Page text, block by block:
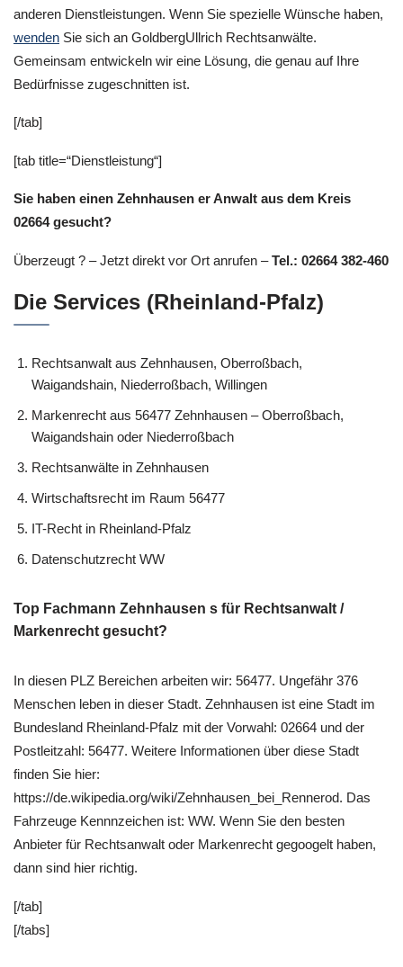
anderen Dienstleistungen. Wenn Sie spezielle Wünsche haben,
wenden Sie sich an GoldbergUllrich Rechtsanwälte.
Gemeinsam entwickeln wir eine Lösung, die genau auf Ihre
Bedürfnisse zugeschnitten ist.
[/tab]
[tab title=“Dienstleistung“]
Sie haben einen Zehnhausen er Anwalt aus dem Kreis
02664 gesucht?
Überzeugt ? – Jetzt direkt vor Ort anrufen –Tel.: 02664 382-460
Die Services (Rheinland-Pfalz)
Rechtsanwalt aus Zehnhausen, Oberroßbach,
Waigandshain, Niederroßbach, Willingen
Markenrecht aus 56477 Zehnhausen – Oberroßbach,
Waigandshain oder Niederroßbach
Rechtsanwälte in Zehnhausen
Wirtschaftsrecht im Raum 56477
IT-Recht in Rheinland-Pfalz
Datenschutzrecht WW
Top Fachmann Zehnhausen s für Rechtsanwalt /
Markenrecht gesucht?
In diesen PLZ Bereichen arbeiten wir: 56477. Ungefähr 376
Menschen leben in dieser Stadt. Zehnhausen ist eine Stadt im
Bundesland Rheinland-Pfalz mit der Vorwahl: 02664 und der
Postleitzahl: 56477. Weitere Informationen über diese Stadt
finden Sie hier:
https://de.wikipedia.org/wiki/Zehnhausen_bei_Rennerod. Das
Fahrzeuge Kennnzeichen ist: WW. Wenn Sie den besten
Anbieter für Rechtsanwalt oder Markenrecht gegoogelt haben,
dann sind hier richtig.
[/tab]
[/tabs]